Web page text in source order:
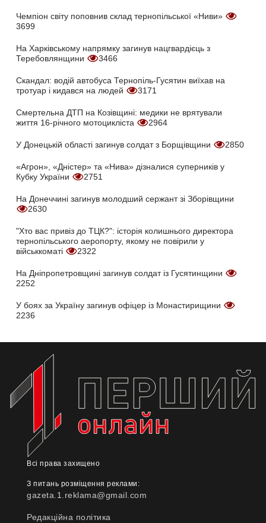
Чемпіон світу поповнив склад тернопільської «Ниви»
3699
На Харківському напрямку загинув нацгвардієць з
Теребовлянщини
3466
Скандал: водій автобуса Тернопіль-Гусятин виїхав на
тротуар і кидався на людей
3171
Смертельна ДТП на Козівщині: медики не врятували
життя 16-річного мотоцикліста
2964
У Донецькій області загинув солдат з Борщівщини 2850
«Агрон», «Дністер» та «Нива» дізналися суперників у
Кубку України
2751
На Донеччині загинув молодший сержант зі Зборівщини
2630
"Хто вас привіз до ТЦК?": історія колишнього директора
тернопільського аеропорту, якому не повірили у
військкоматі
2322
На Дніпропетровщині загинув солдат із Гусятинщини
2252
У боях за Україну загинув офіцер із Монастирищини
2236
Всі права захищено
З питань розміщення реклами:
gazeta.1.reklama@gmail.com
Редакційна політика